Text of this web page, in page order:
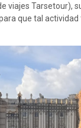
viajes Tarsetour),
que tal